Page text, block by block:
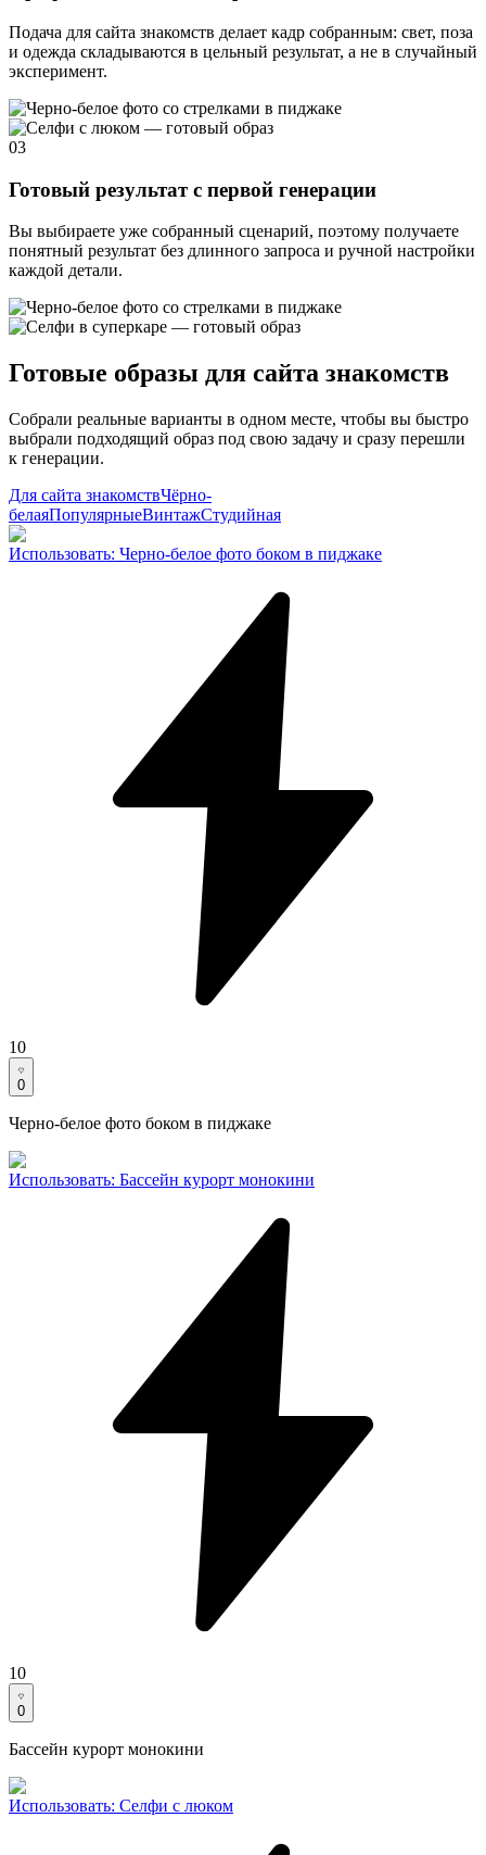
Подача для сайта знакомств делает кадр собранным: свет, поза
и одежда складываются в цельный результат, а не в случайный
эксперимент.
03
Готовый результат с первой генерации
Вы выбираете уже собранный сценарий, поэтому получаете
понятный результат без длинного запроса и ручной настройки
каждой детали.
Готовые образы для сайта знакомств
Собрали реальные варианты в одном месте, чтобы вы быстро
выбрали подходящий образ под свою задачу и сразу перешли
к генерации.
Для сайта знакомствЧёрно-
белаяПопулярныеВинтажСтудийная
Использовать: Черно-белое фото боком в пиджаке
10
0
Черно-белое фото боком в пиджаке
Использовать: Бассейн курорт монокини
10
0
Бассейн курорт монокини
Использовать: Селфи с люком